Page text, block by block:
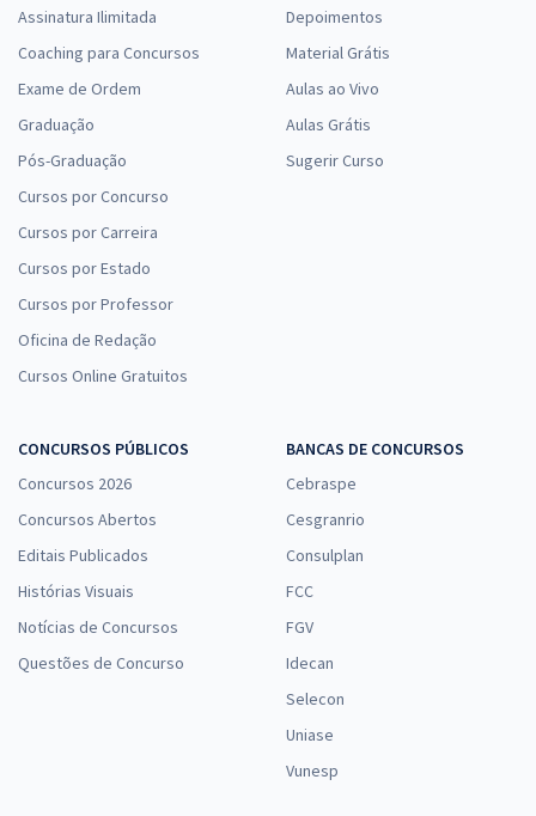
Assinatura Ilimitada
Coaching para Concursos
Exame de Ordem
Graduação
Pós-Graduação
Cursos por Concurso
Cursos por Carreira
Cursos por Estado
Cursos por Professor
Oficina de Redação
Cursos Online Gratuitos
Depoimentos
Material Grátis
Aulas ao Vivo
Aulas Grátis
Sugerir Curso
CONCURSOS PÚBLICOS
Concursos 2026
Concursos Abertos
Editais Publicados
Histórias Visuais
Notícias de Concursos
Questões de Concurso
BANCAS DE CONCURSOS
Cebraspe
Cesgranrio
Consulplan
FCC
FGV
Idecan
Selecon
Uniase
Vunesp